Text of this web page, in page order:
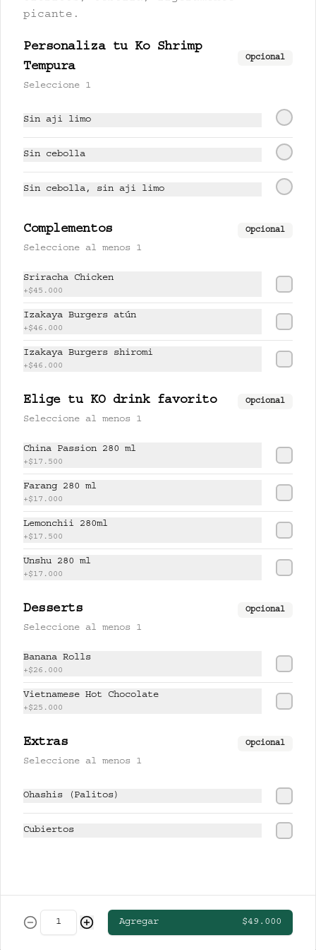
gulupa.
cardamomo.
$17.500
PISCO LEMONCHI 280 ml
Jugo de lychee y lemongrass
$37.500
CERVEZAS
CLUB COLOMBIA RUBIA
picante.
Personaliza tu Ko Shrimp
Tempura
Opcional
Seleccione 1
Sin aji limo
Sin cebolla
Sin cebolla, sin aji limo
Complementos Opcional
Seleccione al menos 1
Sriracha Chicken
+$45.000
Izakaya Burgers atún
+$46.000
Izakaya Burgers shiromi
+$46.000
Elige tu KO drink favorito Opcional
Seleccione al menos 1
China Passion 280 ml
+$17.500
Farang 280 ml
+$17.000
Lemonchii 280ml
+$17.500
Unshu 280 ml
+$17.000
Desserts Opcional
Seleccione al menos 1
Banana Rolls
+$26.000
Vietnamese Hot Chocolate
+$25.000
Extras Opcional
Seleccione al menos 1
Ohashis (Palitos)
Cubiertos
Agregar $49.000